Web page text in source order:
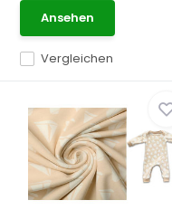
Vergleichen
Ansehen